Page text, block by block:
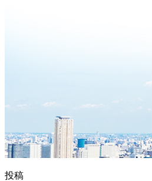
投稿